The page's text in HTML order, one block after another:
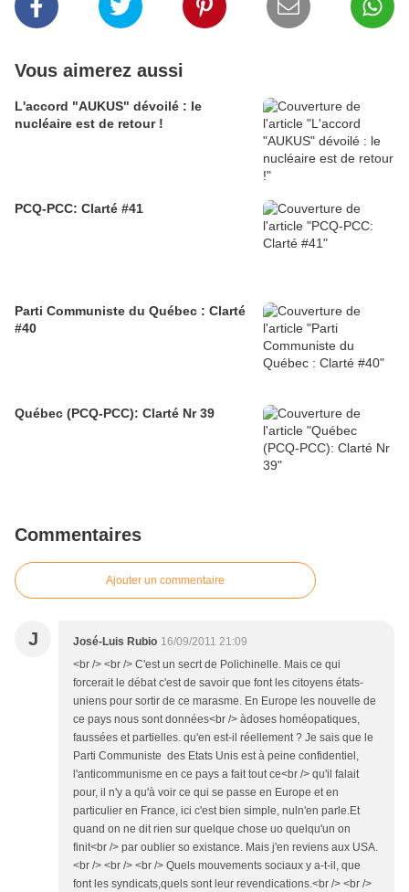
Vous aimerez aussi
L'accord "AUKUS" dévoilé : le
nucléaire est de retour !
PCQ-PCC: Clarté #41
Parti Communiste du Québec : Clarté
#40
Québec (PCQ-PCC): Clarté Nr 39
Commentaires
Ajouter un commentaire
J José-Luis Rubio 16/09/2011 21:09
<br /> <br /> C'est un secrt de Polichinelle. Mais ce qui
forcerait le débat c'est de savoir que font les citoyens états-
uniens pour sortir de ce marasme. En Europe les nouvelle de
ce pays nous sont données<br /> àdoses homéopatiques,
faussées et partielles. qu'en est-il réellement ? Je sais que le
Parti Communiste des Etats Unis est à peine confidentiel,
l'anticommunisme en ce pays a fait tout ce<br /> qu'il falait
pour, il n'y a qu'à voir ce qui se passe en Europe et en
particulier en France, ici c'est bien simple, nuln'en parle.Et
quand on ne dit rien sur quelque chose uo quelqu'un on
finit<br /> par oublier so existance. Mais j'en reviens aux USA.
<br /> <br /> <br /> Quels mouvements sociaux y a-t-il, que
font les syndicats,quels sont leur revendications.<br /> <br />